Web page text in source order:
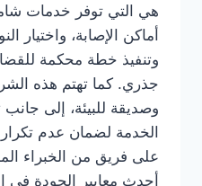
هي التي توفر خدمات
أماكن الإصابة، واختيار
وتنفيذ خطة محكمة
جذري. كما تهتم هذه
وصديقة للبيئة، إلى
الخدمة لضمان عدم
على فريق من الخبراء
أحدث معايير الجودة في